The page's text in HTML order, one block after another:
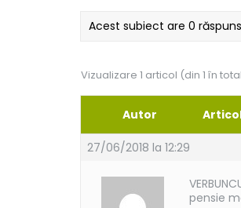
Acest subiect are 0
Vizualizare 1 articol (din 1 în
Autor
27/06/2018 la 12:29
pensie